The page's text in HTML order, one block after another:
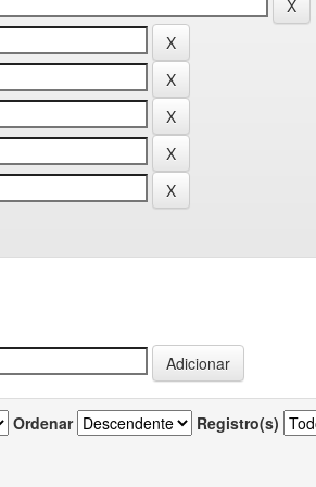
Ordenar Registro(s)